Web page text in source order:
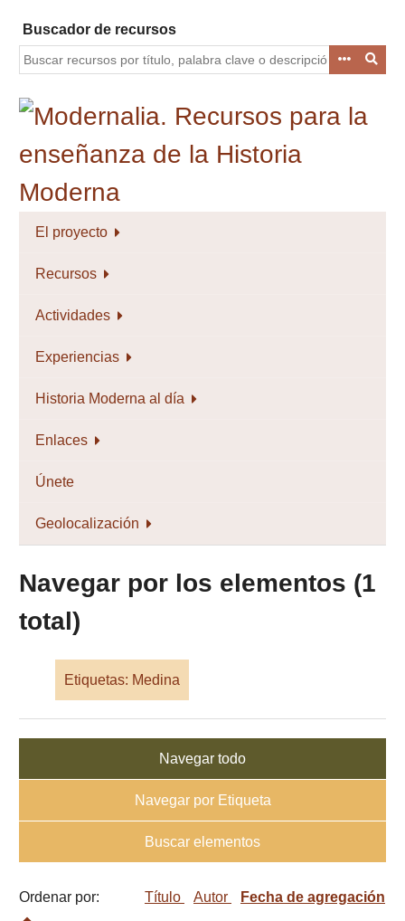
contenido
principal
Buscador de recursos
El proyecto
Recursos
Actividades
Experiencias
Historia Moderna al día
Enlaces
Únete
Geolocalización
Navegar por los elementos (1
total)
Etiquetas: Medina
Navegar todo
Navegar por Etiqueta
Buscar elementos
Ordenar por: Título Autor Fecha de agregación